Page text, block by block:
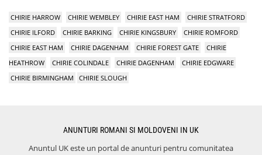
CHIRIE HARROW CHIRIE WEMBLEY CHIRIE EAST HAM
CHIRIE STRATFORD
CHIRIE ILFORD
CHIRIE BARKING CHIRIE KINGSBURY
CHIRIE ROMFORD
CHIRIE EAST HAM
CHIRIE DAGENHAM CHIRIE FOREST GATE
CHIRIE
HEATHROW
CHIRIE COLINDALE CHIRIE DAGENHAM
CHIRIE EDGWARE
CHIRIE BIRMINGHAM
CHIRIE SLOUGH
ANUNTURI ROMANI SI MOLDOVENI IN UK
Anuntul UK este un portal de anunturi pentru comunitatea